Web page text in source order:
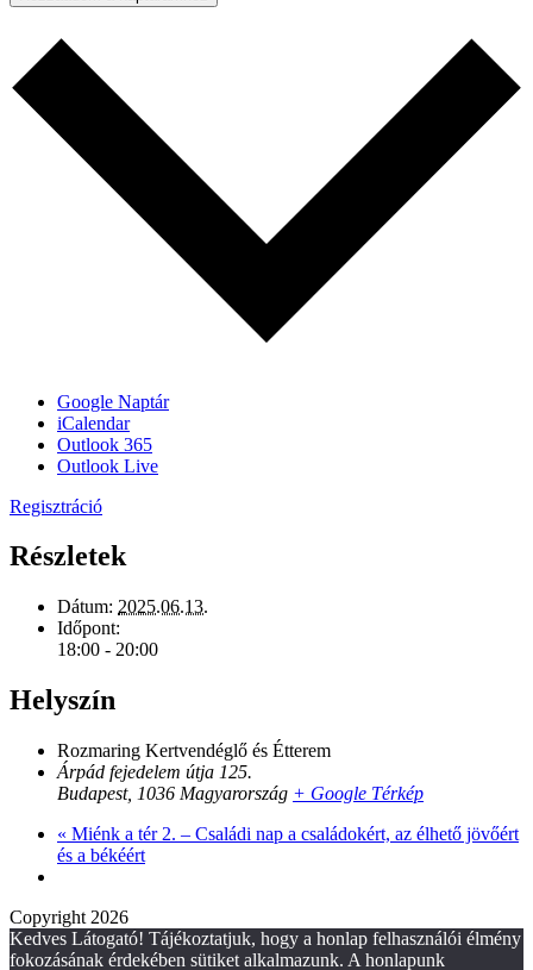
Google Naptár
iCalendar
Outlook 365
Outlook Live
Regisztráció
Részletek
Dátum: 2025.06.13.
Időpont:
18:00 - 20:00
Helyszín
Rozmaring Kertvendéglő és Étterem
Árpád fejedelem útja 125.
Budapest, 1036 Magyarország + Google Térkép
« Miénk a tér 2. – Családi nap a családokért, az élhető jövőért
és a békéért
Copyright 2026
Kedves Látogató! Tájékoztatjuk, hogy a honlap felhasználói élmény
fokozásának érdekében sütiket alkalmazunk. A honlapunk